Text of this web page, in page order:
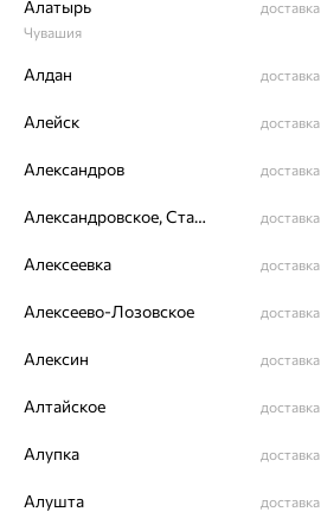
70%
фианит, ЗОЛОТАЯ
от 12 668₽ 42 227
Алатырь
Чувашия
доставка
Алдан доставка
Алейск доставка
Александров доставка
Александровское, Ставропольский край доставка
Алексеевка доставка
Алексеево-Лозовское доставка
Алексин доставка
Алтайское доставка
Алупка доставка
Алушта доставка